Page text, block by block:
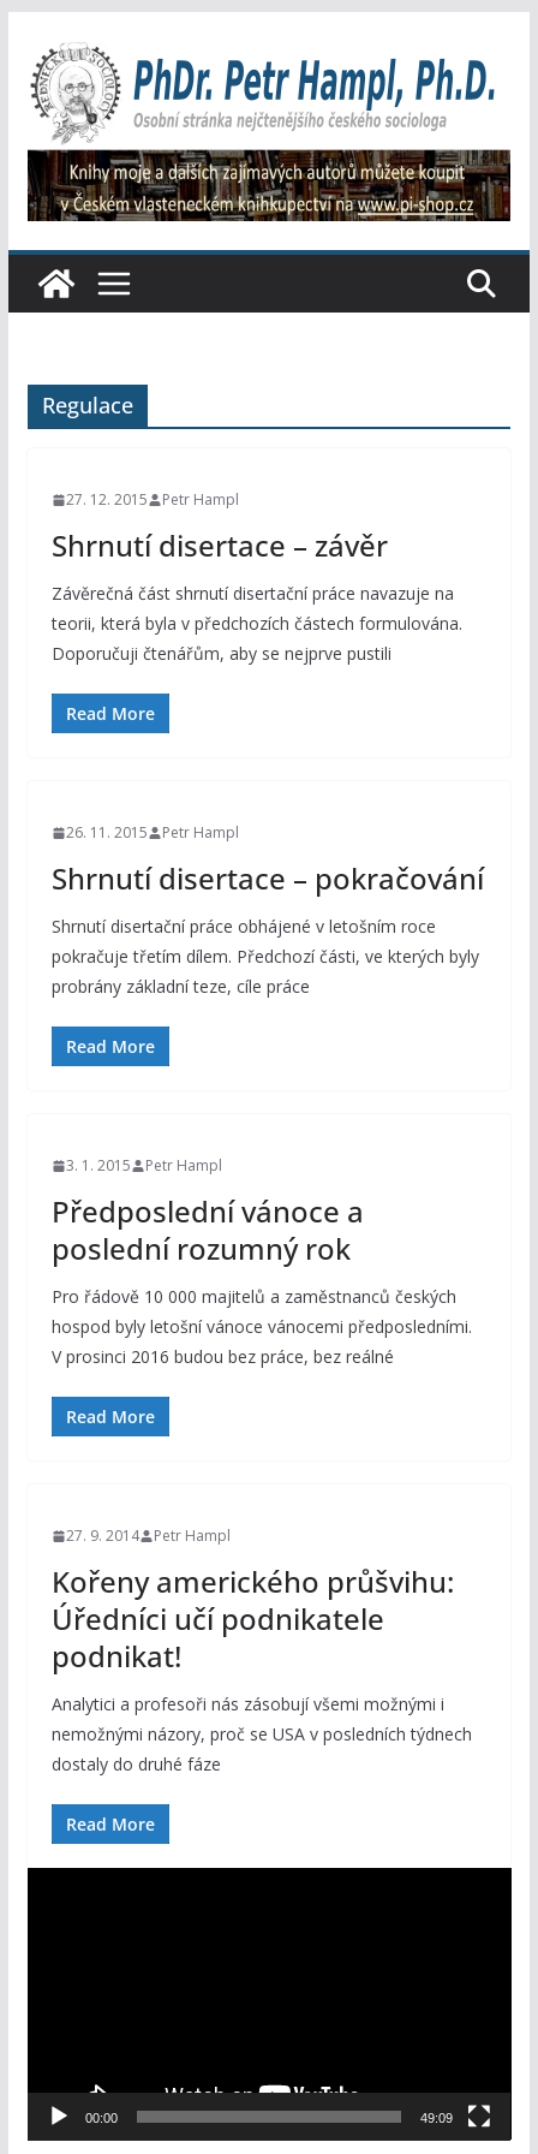
obsah
Regulace
27. 12. 2015 Petr Hampl
Shrnutí disertace – závěr
Závěrečná část shrnutí disertační práce navazuje na
teorii, která byla v předchozích částech formulována.
Doporučuji čtenářům, aby se nejprve pustili
Read More
26. 11. 2015 Petr Hampl
Shrnutí disertace – pokračování
Shrnutí disertační práce obhájené v letošním roce
pokračuje třetím dílem. Předchozí části, ve kterých byly
probrány základní teze, cíle práce
Read More
3. 1. 2015 Petr Hampl
Předposlední vánoce a
poslední rozumný rok
Pro řádově 10 000 majitelů a zaměstnanců českých
hospod byly letošní vánoce vánocemi předposledními.
V prosinci 2016 budou bez práce, bez reálné
Read More
27. 9. 2014 Petr Hampl
Kořeny amerického průšvihu:
Úředníci učí podnikatele
podnikat!
Analytici a profesoři nás zásobují všemi možnými i
nemožnými názory, proč se USA v posledních týdnech
dostaly do druhé fáze
Read More
e
00:00 49:09